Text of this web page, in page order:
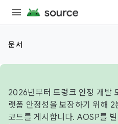
문서
2026년부터 트렁크 안정 개발
랫폼 안정성을 보장하기 위해
코드를 게시합니다. AOSP를